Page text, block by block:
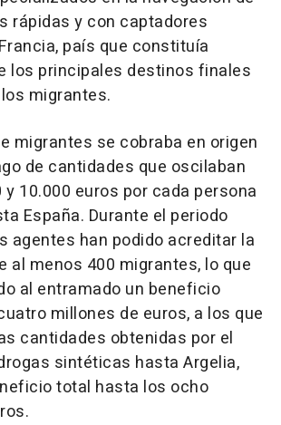
rápidas y con captadores
país que constituía
los principales destinos finales
migrantes.
migrantes se cobraba en origen
de cantidades que oscilaban
10.000 euros por cada persona
España. Durante el periodo
agentes han podido acreditar la
al menos 400 migrantes, lo que
al entramado un beneficio
millones de euros, a los que
cantidades obtenidas por el
sintéticas hasta Argelia,
total hasta los ocho